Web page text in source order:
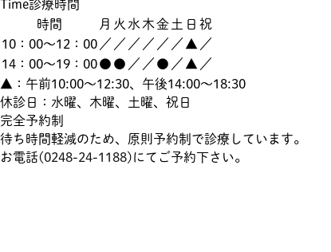
時間
月 火水木金土 日 祝
10：00～12：00／ ／ ／ ／ ／ ／▲ ／
14：00～19：00●● ／ ／● ／▲ ／
▲：午前10:00～12:30、午後14:00～18:30
休診日：水曜、木曜、土曜、祝日
完全予約制
待ち時間軽減のため、原則予約制で診療しています。
お電話(0248-24-1188)にてご予約下さい。